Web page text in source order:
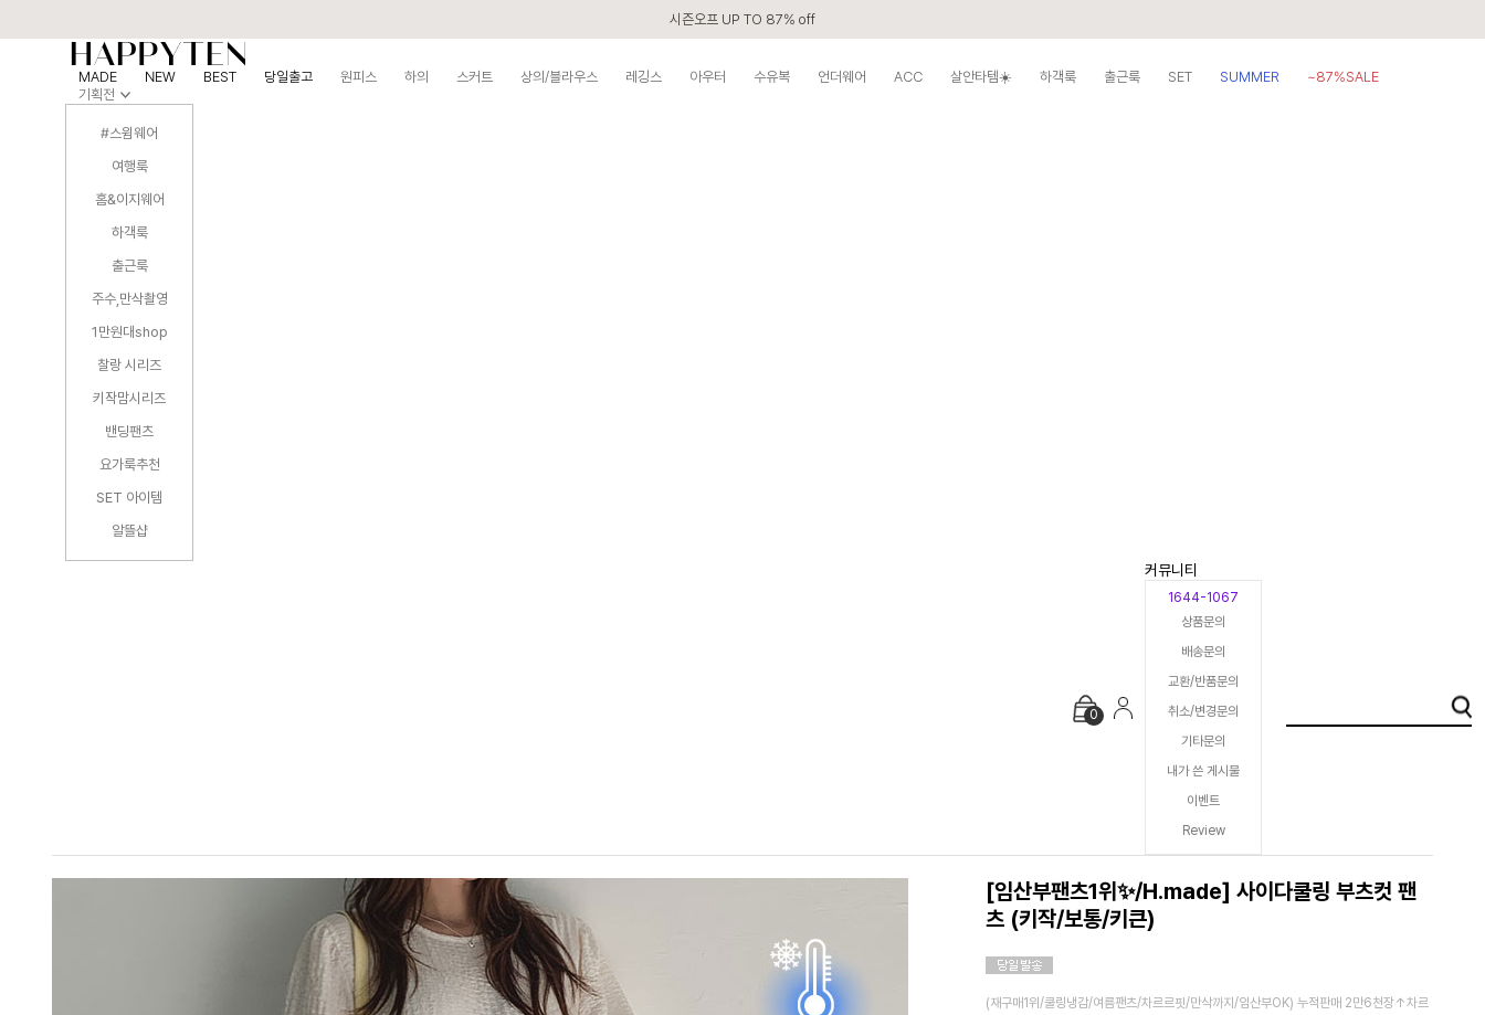
시즌오프 UP TO 87% off
MADE NEW BEST 당일출고 원피스 하의 스커트 상의/블라우스 레깅스 아우터 수유복 언더웨어 ACC 살안타템☀️ 하객룩 출근룩 SET SUMMER
~87%SALE
기획전
#스윔웨어
여행룩
홈&이지웨어
하객룩
출근룩
주수,만삭촬영
1만원대shop
찰랑 시리즈
키작맘시리즈
밴딩팬츠
요가룩추천
SET 아이템
알뜰샵
0
커뮤니티
1644-1067
상품문의
배송문의
교환/반품문의
취소/변경문의
기타문의
내가 쓴 게시물
이벤트
Review
[임산부팬츠1위✨/H.made] 사이다쿨링 부츠컷 팬
츠 (키작/보통/키큰)
(재구매1위/쿨링냉감/여름팬츠/차르르핏/만삭까지/임산부OK) 누적판매 2만6천장↑차르